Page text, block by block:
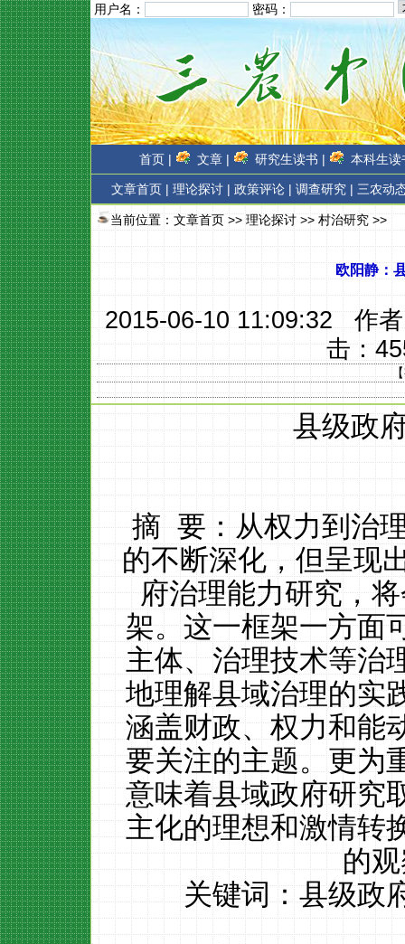
用户名： 密码：
首页 | 文章 | 研究生读书 | 本科生读
文章首页 | 理论探讨 | 政策评论 | 调查研究 | 三农动
当前位置： 文章首页 >>理论探讨 >> 村治研究 >>
欧阳静：
2015-06-10 11:09:32 作
击：
县级政
摘 要：从权力到治
的不断深化，但呈现
府治理能力研究，
架。这一框架一方面
主体、治理技术等治
地理解县域治理的实
涵盖财政、权力和能
要关注的主题。更为
意味着县域政府研究
主化的理想和激情转
的
关键词：县级政